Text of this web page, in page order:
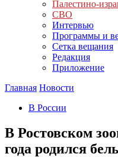
Палестино-
СВО
Интервью
Программы и
Сетка вещания
Редакция
Приложение
Главная Новости
В России
В Ростовском
года родился